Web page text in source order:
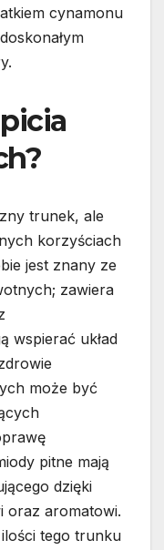
cynamonu
trunek, ale
korzyściach
jest znany ze
zawiera
wspierać układ
może być
pitne mają
dzięki
oraz aromatowi.
tego trunku